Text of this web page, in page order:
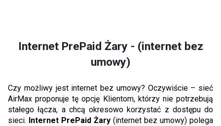
Internet PrePaid Żary - (internet bez
umowy)
Czy możliwy jest internet bez umowy? Oczywiście – sieć
AirMax proponuje tę opcję Klientom, którzy nie potrzebują
stałego łącza, a chcą okresowo korzystać z dostępu do
sieci. Internet PrePaid Żary (internet bez umowy) polega